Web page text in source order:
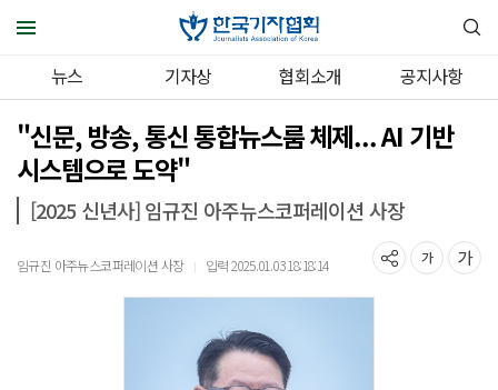
뉴스 기자상 협회소개 공지사항
"신문, 방송, 통신 통합뉴스룸 체제... AI 기반
시스템으로 도약"
[2025 신년사] 임규진 아주뉴스코퍼레이션 사장
임규진 아주뉴스코퍼레이션 사장 ｜ 입력 2025.01.03 18:18:14